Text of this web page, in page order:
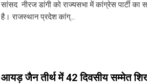
सांसद नीरज डांगी को राज्यसभा में कांग्रेस पार्टी का
है। राजस्थान प्रदेश कांग्...
आयड़ जैन तीर्थ में 42 दिवसीय सम्मेत